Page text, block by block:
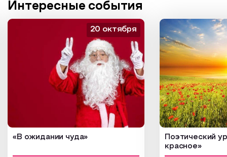
Интересные события
«В ожидании чуда»
20 октября
Поэтический
красное»